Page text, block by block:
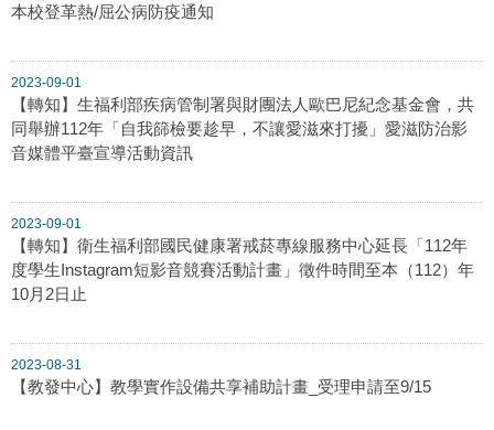
本校登革熱/屈公病防疫通知
2023-09-01
【轉知】生福利部疾病管制署與財團法人歐巴尼紀念基金會，共
同舉辦112年「自我篩檢要趁早，不讓愛滋來打擾」愛滋防治影
音媒體平臺宣導活動資訊
2023-09-01
【轉知】衛生福利部國民健康署戒菸專線服務中心延長「112年
度學生Instagram短影音競賽活動計畫」徵件時間至本（112）年
10月2日止
2023-08-31
【教發中心】教學實作設備共享補助計畫_受理申請至9/15